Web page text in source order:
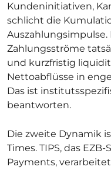
Kundeninitiativen,
schlicht die
Zahlungsströme
und kurzfristig
Nettoabflüsse in
Das ist
beantworten.
Die zweite Dynamik
Times. TIPS, das
Payments,